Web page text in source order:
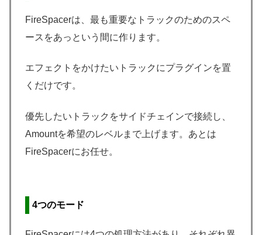
FireSpacerは、最も重要なトラックのためのスペ
ースをあっという間に作ります。
エフェクトをかけたいトラックにプラグインを置
くだけです。
優先したいトラックをサイドチェインで接続し、
Amountを希望のレベルまで上げます。あとは
FireSpacerにお任せ。
4つのモード